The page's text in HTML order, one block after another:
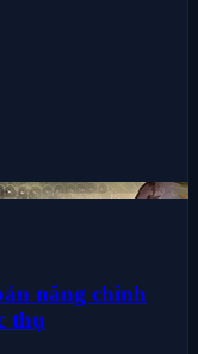
năng chinh
thụ